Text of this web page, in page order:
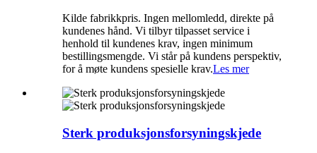
Kilde fabrikkpris. Ingen mellomledd, direkte på
kundenes hånd. Vi tilbyr tilpasset service i
henhold til kundenes krav, ingen minimum
bestillingsmengde. Vi står på kundens perspektiv,
for å møte kundens spesielle krav.Les mer
Sterk produksjonsforsyningskjede